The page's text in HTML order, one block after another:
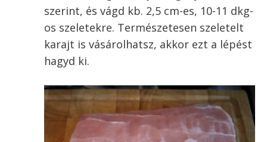
Pedig mégis. Tőlem is kérdeztétek már, hogy
osszak meg egy „tökéletes” rántott hús
receptet. És ha az ember kishazánkban
végigkóstolja a rántott szeleteket, akkor
bizony nem is olyan egyértelmű, hogyan kell
elkészíteni. Cipőtalp szelet és társai nem
ismeretlenek ebben a témában, és bizony az
ember gyakran kételkedik abban, hogy aki